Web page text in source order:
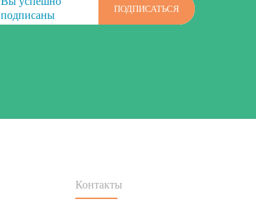
подписаны
ПОДПИСАТЬСЯ
Контакты